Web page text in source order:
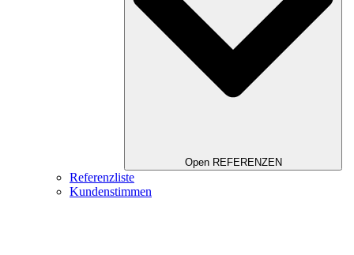
Open REFERENZEN
Referenzliste
Kundenstimmen